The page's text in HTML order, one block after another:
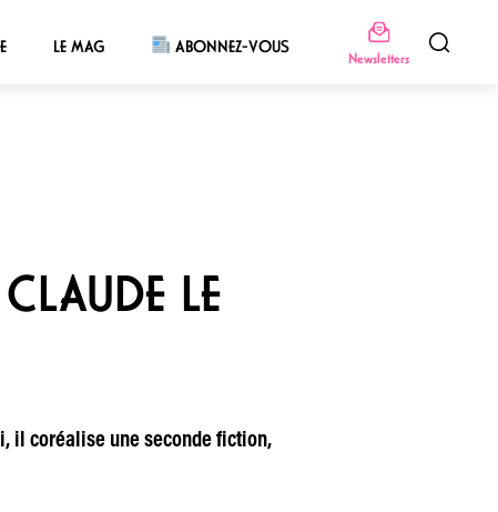
LE MAG ABONNEZ-VOUS
Newsletters
LE
il coréalise une seconde fiction,